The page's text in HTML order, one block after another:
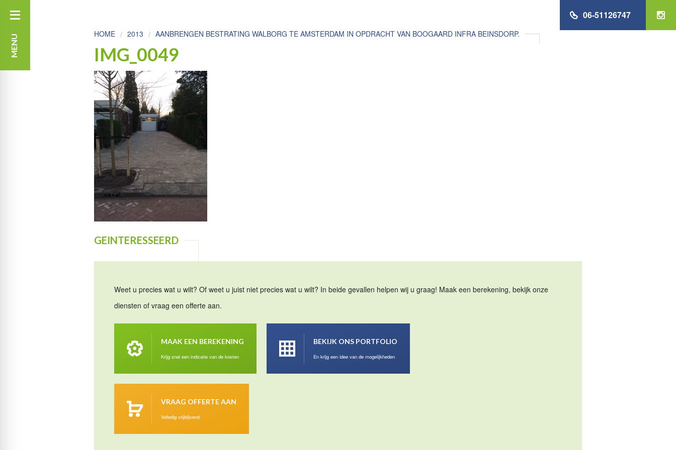
MENU
06-51126747
HOME 2013 AANBRENGEN BESTRATING WALBORG TE AMSTERDAM IN OPDRACHT VAN BOOGAARD INFRA BEINSDORP.
IMG_0049
GEINTERESSEERD
Weet u precies wat u wilt? Of weet u juist niet precies wat u wilt? In beide gevallen helpen wij u graag! Maak een berekening, bekijk onze
diensten of vraag een offerte aan.
MAAK EEN BEREKENING
Krijg snel een indicatie van de kosten
BEKIJK ONS PORTFOLIO
En krijg een idee van de mogelijkheden
VRAAG OFFERTE AAN
Volledig vrijblijvend